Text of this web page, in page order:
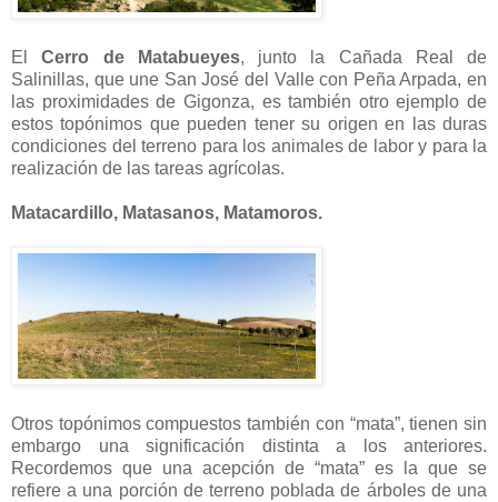
ElCerro de Matabueyes, junto la Cañada Real de
Salinillas, que une San José del Valle con Peña Arpada, en
las proximidades de Gigonza, es también otro ejemplo de
estos topónimos que pueden tener su origen en las duras
condiciones del terreno para los animales de labor y para la
realización de las tareas agrícolas.
Matacardillo, Matasanos, Matamoros.
Otros topónimos compuestos también con “mata”, tienen sin
embargo una significación distinta a los anteriores.
Recordemos que una acepción de “mata” es la que se
refiere a una porción de terreno poblada de árboles de una